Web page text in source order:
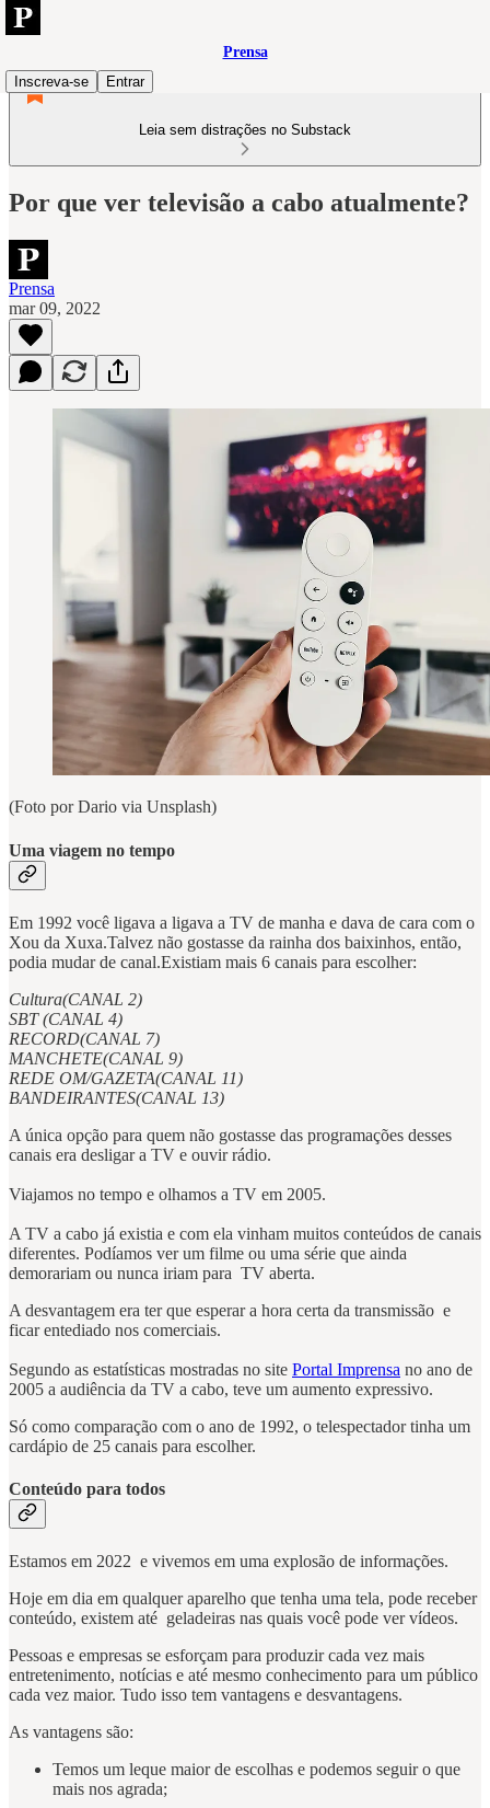
Prensa
Inscreva-se
Entrar
Leia sem distrações no Substack
Por que ver televisão a cabo atualmente?
Prensa
mar 09, 2022
(Foto por Dario via Unsplash)
Uma viagem no tempo
Em 1992 você ligava a ligava a TV de manha e dava de cara com o
Xou da Xuxa.Talvez não gostasse da rainha dos baixinhos, então,
podia mudar de canal.Existiam mais 6 canais para escolher:
Cultura(CANAL 2)
SBT (CANAL 4)
RECORD(CANAL 7)
MANCHETE(CANAL 9)
REDE OM/GAZETA(CANAL 11)
BANDEIRANTES(CANAL 13)
A única opção para quem não gostasse das programações desses
canais era desligar a TV e ouvir rádio.
Viajamos no tempo e olhamos a TV em 2005.
A TV a cabo já existia e com ela vinham muitos conteúdos de canais
diferentes. Podíamos ver um filme ou uma série que ainda
demorariam ou nunca iriam para TV aberta.
A desvantagem era ter que esperar a hora certa da transmissão e
ficar entediado nos comerciais.
Segundo as estatísticas mostradas no site Portal Imprensa no ano de
2005 a audiência da TV a cabo, teve um aumento expressivo.
Só como comparação com o ano de 1992, o telespectador tinha um
cardápio de 25 canais para escolher.
Conteúdo para todos
Estamos em 2022 e vivemos em uma explosão de informações.
Hoje em dia em qualquer aparelho que tenha uma tela, pode receber
conteúdo, existem até geladeiras nas quais você pode ver vídeos.
Pessoas e empresas se esforçam para produzir cada vez mais
entretenimento, notícias e até mesmo conhecimento para um público
cada vez maior. Tudo isso tem vantagens e desvantagens.
As vantagens são:
Temos um leque maior de escolhas e podemos seguir o que
mais nos agrada;